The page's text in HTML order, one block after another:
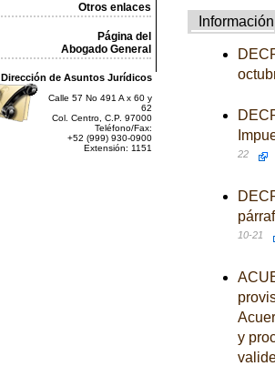
Otros enlaces
Página del
Abogado General
Dirección de Asuntos Jurídicos
Calle 57 No 491 A x 60 y
62
Col. Centro, C.P. 97000
Teléfono/Fax:
+52 (999) 930-0900
Extensión: 1151
Información
22
10-21
y